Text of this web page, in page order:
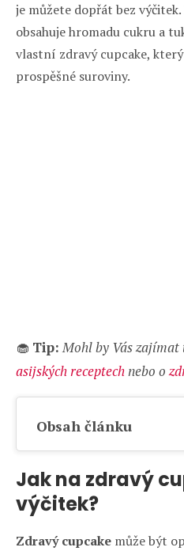
je můžete dopřát bez
obsahuje hromadu cukru a
vlastní zdravý cupcake,
prospěšné suroviny.
🧁 Tip: Mohl by Vás zajímat
asijských receptechnebo o
Obsah článku
Jak na zdravý
výčitek?
Zdravý cupcake může být